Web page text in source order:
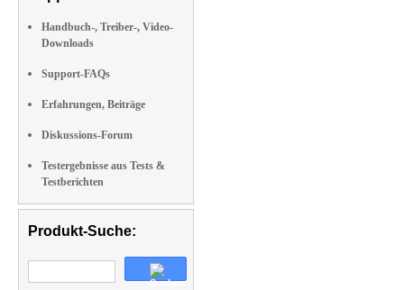
Handbuch-, Treiber-, Video-
Downloads
Support-FAQs
Erfahrungen, Beiträge
Diskussions-Forum
Testergebnisse aus Tests &
Testberichten
Produkt-Suche: